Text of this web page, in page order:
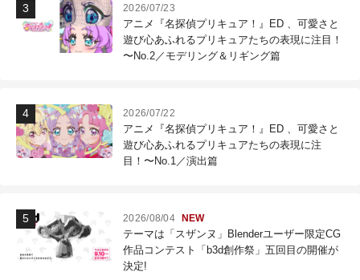
2026/07/23
アニメ『名探偵プリキュア！』ED 、可愛さと
遊び心あふれるプリキュアたちの表現に注目！
〜No.2／モデリング＆リギング篇
2026/07/22
アニメ『名探偵プリキュア！』ED 、可愛さと
遊び心あふれるプリキュアたちの表現に注
目！〜No.1／演出篇
2026/08/04 NEW
テーマは「スザンヌ」Blenderユーザー限定CG
作品コンテスト「b3d創作祭」五回目の開催が
決定!